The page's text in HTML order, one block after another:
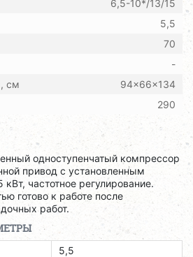
6,5-10*/13/15
5,5
70
-
см
94x66x134
290
одноступенчатый компрессор
привод с установленным
частотное регулирование.
готово к работе после
работ.
5,5